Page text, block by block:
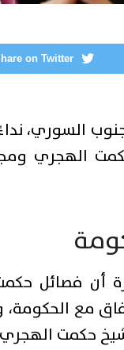
on Twitter
السوري،
الهجري
أن فصائل
مع
حكمت